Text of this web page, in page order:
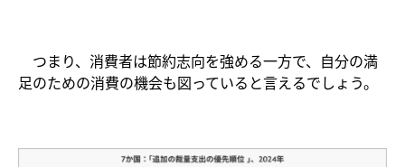
つまり、消費者は節約志向を強める一方で、自分の満
足のための消費の機会も図っていると言えるでしょう。​